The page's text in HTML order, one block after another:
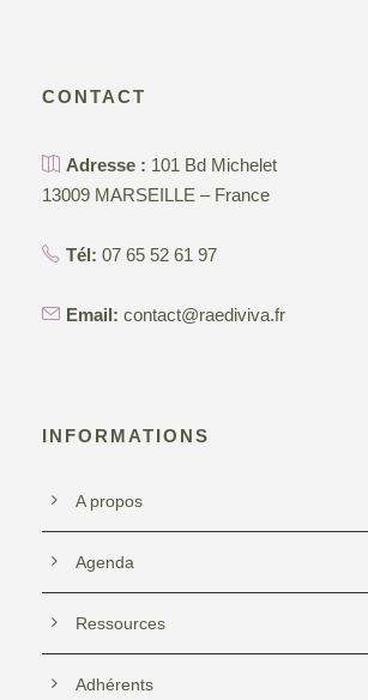
CONTACT
Adresse : 101 Bd Michelet
13009 MARSEILLE – France
Tél: 07 65 52 61 97
Email: contact@raediviva.fr
INFORMATIONS
A propos
Agenda
Ressources
Adhérents